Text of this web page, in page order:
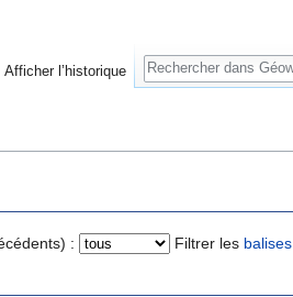
: Filtrer les balises
Afficher l’historique
Rechercher